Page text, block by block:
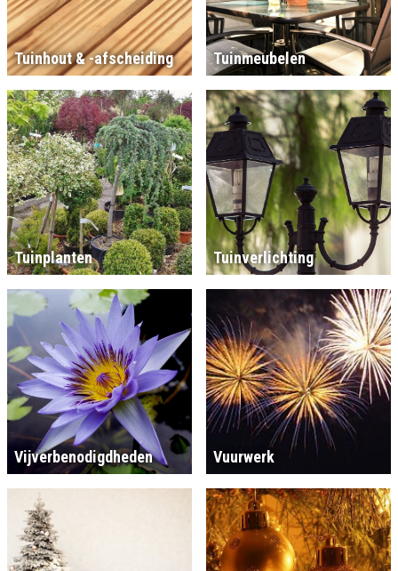
Tuinhout & -afscheiding Tuinmeubelen
Tuinplanten Tuinverlichting
Vijverbenodigdheden Vuurwerk